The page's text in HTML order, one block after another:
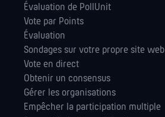
Évaluation de PollUnit
Vote par Points
Évaluation
Sondages sur votre propre site web
Vote en direct
Obtenir un consensus
Gérer les orga­nisations
Empêcher la participation multiple